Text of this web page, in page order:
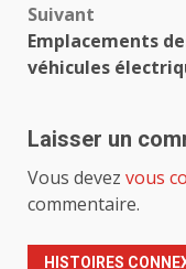
Suivant
Emplacements
véhicules
Laisser un
Vous devez vous
commentaire.
HISTOIRES